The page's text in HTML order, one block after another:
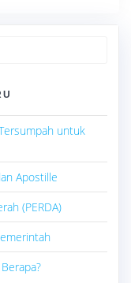
untuk
Apostille
(PERDA)